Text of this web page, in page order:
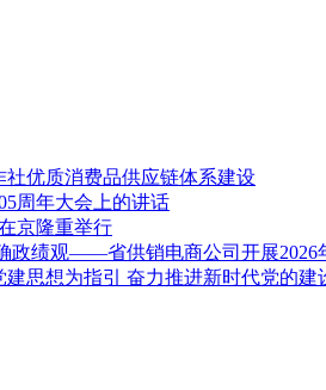
优质消费品供应链体系建设
周年大会上的讲话
京隆重举行
政绩观——省供销电商公司开展2026
思想为指引 奋力推进新时代党的建